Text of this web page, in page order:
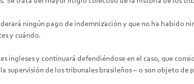
ningún pago de indemnización y que no ha habido
y cuándo.
ingleses y continuará defendiéndose en el caso, que
supervisión de los tribunales brasileños – o son objeto